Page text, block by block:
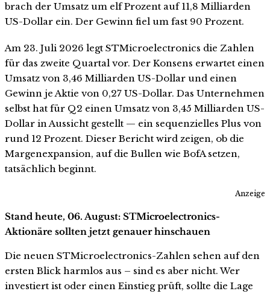
brach der Umsatz um elf Prozent auf 11,8 Milliarden
US-Dollar ein. Der Gewinn fiel um fast 90 Prozent.
Am 23. Juli 2026 legt STMicroelectronics die Zahlen
für das zweite Quartal vor. Der Konsens erwartet einen
Umsatz von 3,46 Milliarden US-Dollar und einen
Gewinn je Aktie von 0,27 US-Dollar. Das Unternehmen
selbst hat für Q2 einen Umsatz von 3,45 Milliarden US-
Dollar in Aussicht gestellt — ein sequenzielles Plus von
rund 12 Prozent. Dieser Bericht wird zeigen, ob die
Margenexpansion, auf die Bullen wie BofA setzen,
tatsächlich beginnt.
Anzeige
Stand heute, 06. August: STMicroelectronics-
Aktionäre sollten jetzt genauer hinschauen
Die neuen STMicroelectronics-Zahlen sehen auf den
ersten Blick harmlos aus – sind es aber nicht. Wer
investiert ist oder einen Einstieg prüft, sollte die Lage